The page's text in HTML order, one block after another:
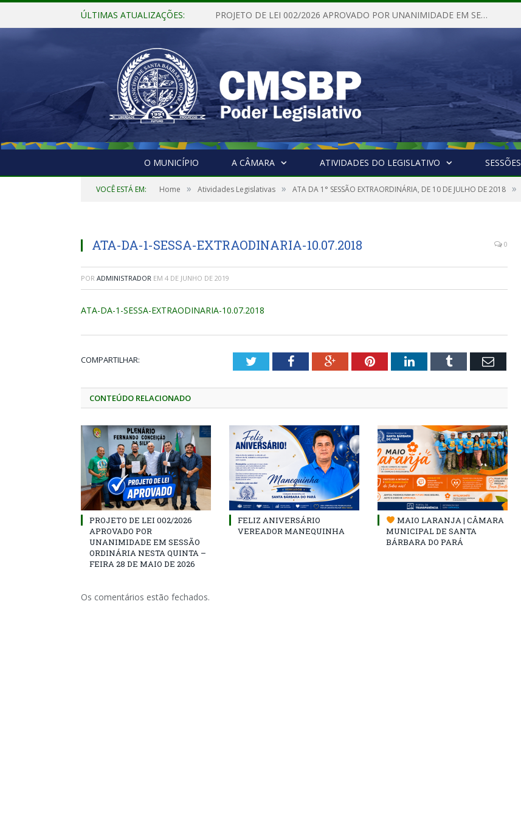
ÚLTIMAS ATUALIZAÇÕES: PROJETO DE LEI 002/2026 APROVADO POR UNANIMIDADE EM SESSÃO ORDINÁRIA NESTA QUINTA – FEIRA 28 DE MAIO DE 2026
O MUNICÍPIO A CÂMARA ATIVIDADES DO LEGISLATIVO SESSÕES
VOCÊ ESTÁ EM: Home » Atividades Legislativas » ATA DA 1° SESSÃO EXTRAORDINÁRIA, DE 10 DE JULHO DE 2018 »
ATA-DA-1-SESSA-EXTRAODINARIA-10.07.2018 0
POR ADMINISTRADOR EM 4 DE JUNHO DE 2019
ATA-DA-1-SESSA-EXTRAODINARIA-10.07.2018
COMPARTILHAR: TwitterFacebookGoogle+PinterestLinkedInTumblr Email
CONTEÚDO RELACIONADO
PROJETO DE LEI 002/2026
APROVADO POR
UNANIMIDADE EM SESSÃO
ORDINÁRIA NESTA QUINTA –
FEIRA 28 DE MAIO DE 2026
FELIZ ANIVERSÁRIO
VEREADOR MANEQUINHA
MAIO LARANJA | CÂMARA
MUNICIPAL DE SANTA
BÁRBARA DO PARÁ
Os comentários estão fechados.